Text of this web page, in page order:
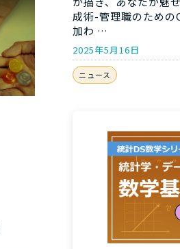
成術-管理職のため
加わ …
2025年5月16日
ニュース